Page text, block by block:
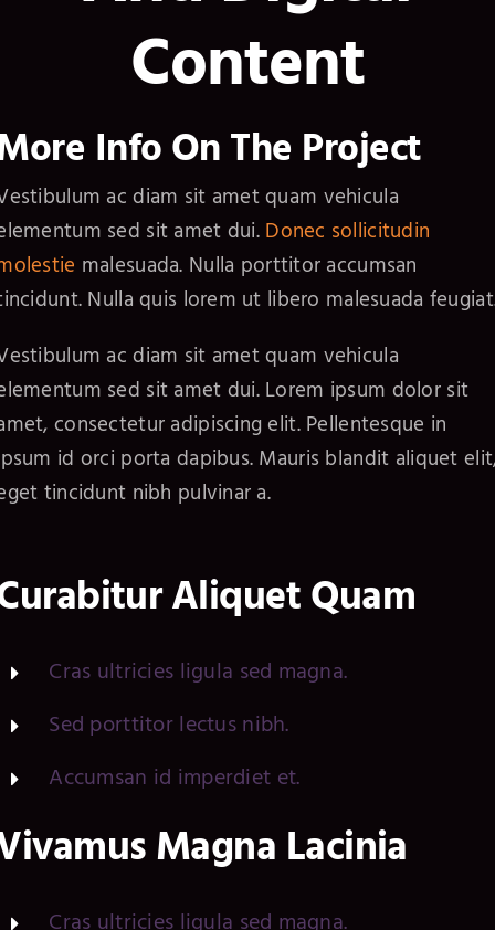
Content
Info On The Project
ac diam sit amet quam vehicula
sed sit amet dui. Donec sollicitudin
malesuada. Nulla porttitor accumsan
Nulla quis lorem ut libero malesuada
ac diam sit amet quam vehicula
sed sit amet dui. Lorem ipsum dolor sit
consectetur adipiscing elit. Pellentesque in
id orci porta dapibus. Mauris blandit aliquet
tincidunt nibh pulvinar a.
Aliquet Quam
Cras ultricies ligula sed magna.
Sed porttitor lectus nibh.
Accumsan id imperdiet et.
Magna Lacinia